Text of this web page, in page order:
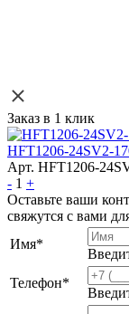
Заказ в 1 клик
HFT1206-24SV2-
Арт. HFT1206-
- 1 +
Оставьте ваши
свяжутся с вами
Имя*
Телефон*